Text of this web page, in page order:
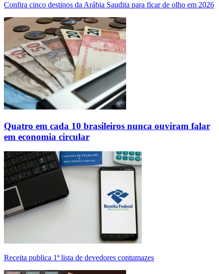
Confira cinco destinos da Arábia Saudita para ficar de olho em 2026
Quatro em cada 10 brasileiros nunca ouviram falar
em economia circular
Receita publica 1ª lista de devedores contumazes